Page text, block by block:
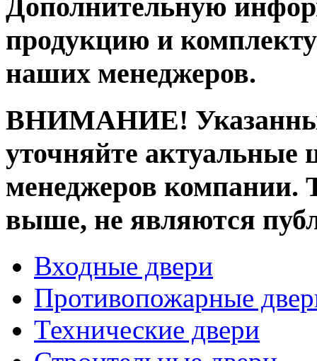
Дополнительную
продукцию и
наших менеджеров.
ВНИМАНИЕ!
уточняйте актуальные
менеджеров компании.
выше, не являются
Входные двери
Противопожарные
Технические двери